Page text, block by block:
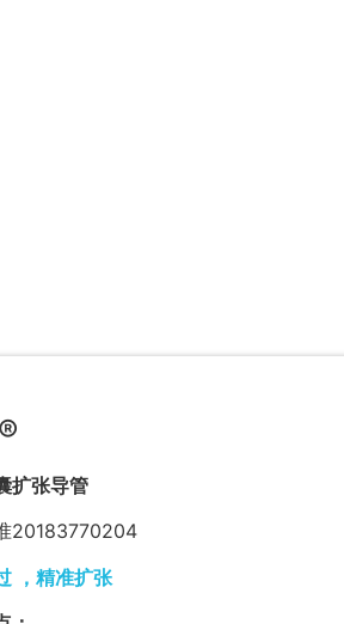
扩张导管
20183770204
，精准扩张